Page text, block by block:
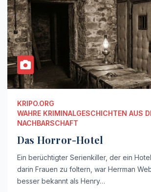
KRIPO.ORG
WAHRE KRIMINALGESCHICHTEN AUS
NACHBARSCHAFT
Das Horror-Hotel
Ein berüchtigter Serienkiller, der ein
darin Frauen zu foltern, war Herrman
besser bekannt als Henry…